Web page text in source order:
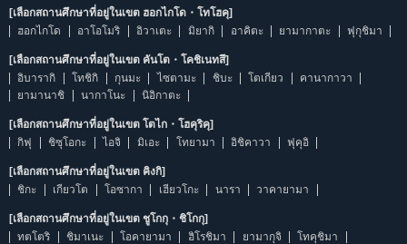
[เลือกสถานศึกษาที่อยู่ในเขต ฮอกไกโด・โทโฮคุ]
ฮอกไกโด
อาโอโมริ อิวาเตะ มิยากิ อาคิตะ ยามากาตะ ฟุกุชิมา
[เลือกสถานศึกษาที่อยู่ในเขต คันโต・โคชิเนทสึ]
อิบารากิ
โทชิกิ กุนมะ ไซตามะ ชิบะ โตเกียว
คานากาวา
ยามานาชิ
นากาโนะ นิอิกาตะ
[เลือกสถานศึกษาที่อยู่ในเขต โตไก・โฮคุริคุ]
กิฟุ
ชิซุโอกะ ไอจิ มิเอะ โทยามา อิชิคาวา ฟุคุอิ
[เลือกสถานศึกษาที่อยู่ในเขต คิงกิ]
ชิกะ
เกียวโต โอซากา เฮียวโกะ นารา วาคายามา
[เลือกสถานศึกษาที่อยู่ในเขต ชูโกกุ・ชิโกกุ]
ทตโตริ
ชิมาเนะ โอคายามา ฮิโรชิมา ยามากุจิ
โทคุชิมา